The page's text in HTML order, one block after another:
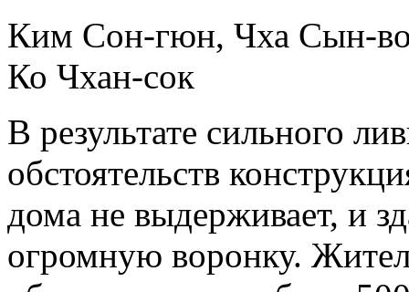
Ким Сон-гюн, Чха Сын-
Ко Чхан-сок
В результате сильного
обстоятельств
дома не выдерживает, и
огромную воронку.